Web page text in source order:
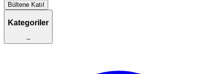
Bültene Katıl
Kategoriler
–